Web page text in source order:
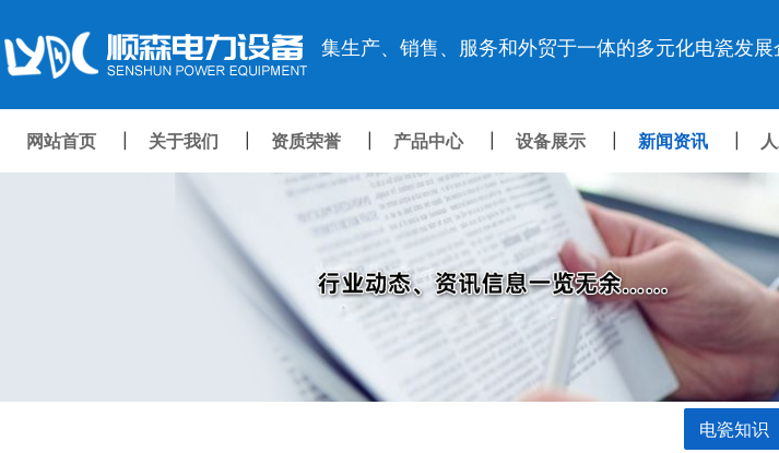
集生产、销售、服务和外贸于一体的多元化电瓷发展
网站首页 关于我们 资质荣誉 产品中心 设备展示 新闻资讯
电瓷知识